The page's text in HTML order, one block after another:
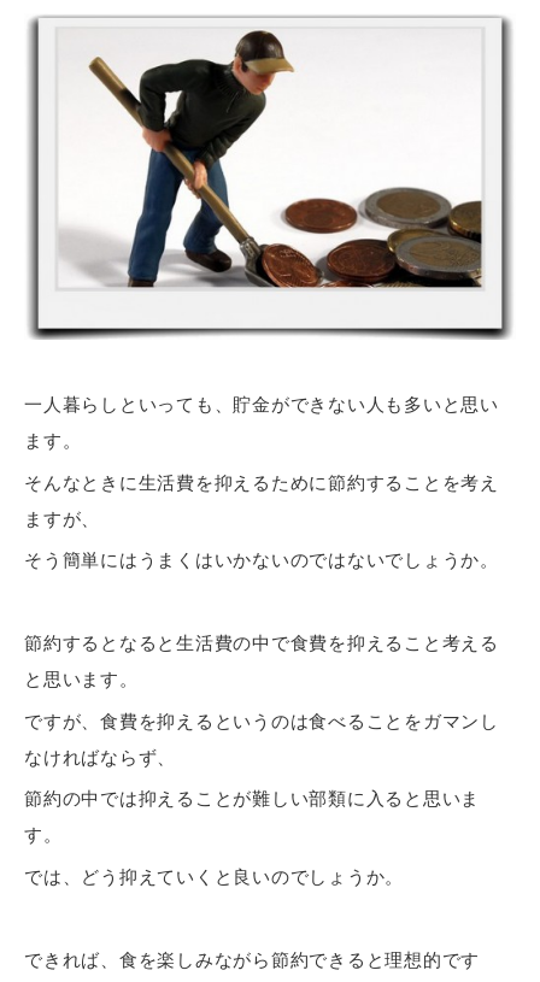
一人暮らしといっても、貯金ができない人も多いと思い
ます。
そんなときに生活費を抑えるために節約することを考え
ますが、
そう簡単にはうまくはいかないのではないでしょうか。
節約するとなると生活費の中で食費を抑えること考える
と思います。
ですが、食費を抑えるというのは食べることをガマンし
なければならず、
節約の中では抑えることが難しい部類に入ると思いま
す。
では、どう抑えていくと良いのでしょうか。
できれば、食を楽しみながら節約できると理想的です